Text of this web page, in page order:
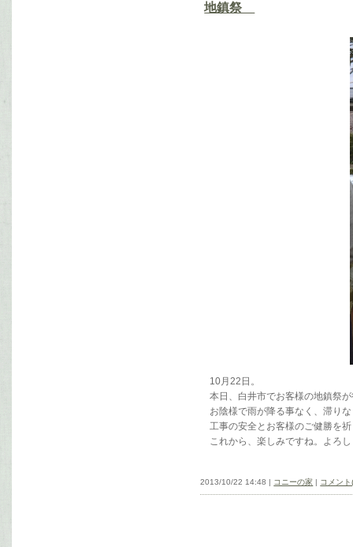
地鎮祭
10月22日。
本日、白井市でお客様の地鎮祭
お陰様で雨が降る事なく、滞り
工事の安全とお客様のご健勝を
これから、楽しみですね。よろ
2013/10/22 14:48 | コニーの家 | コメント